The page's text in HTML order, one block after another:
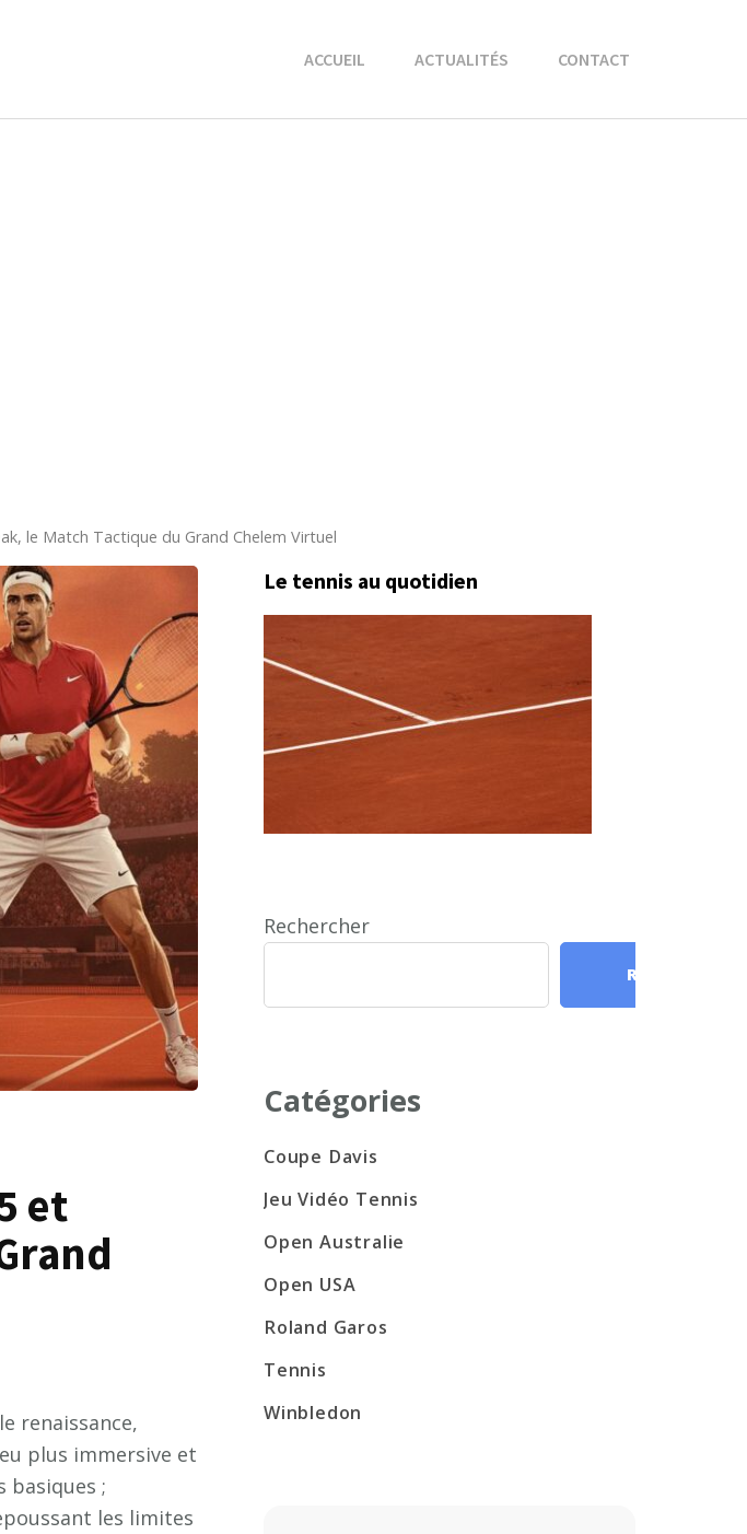
ACCUEIL ACTUALITÉS CONTACT
le Match Tactique du Grand Chelem Virtuel
et
renaissance,
plus immersive et
basiques ;
les limites
Le tennis au quotidien
Rechercher
Rechercher
Catégories
Coupe Davis
Jeu Vidéo Tennis
Open Australie
Open USA
Roland Garos
Tennis
Winbledon